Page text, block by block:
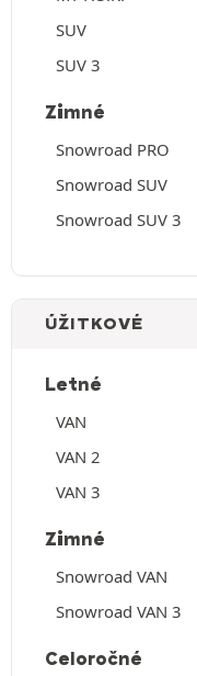
SUV
SUV 3
Zimné
Snowroad PRO
Snowroad SUV
Snowroad SUV 3
ÚŽITKOVÉ
Letné
VAN
VAN 2
VAN 3
Zimné
Snowroad VAN
Snowroad VAN 3
Celoročné